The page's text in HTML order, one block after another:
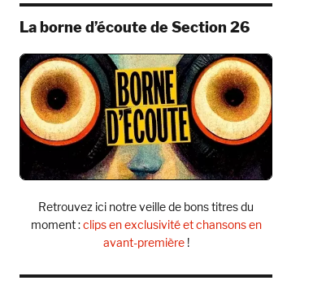
La borne d’écoute de Section 26
Retrouvez ici notre veille de bons titres du
moment :clips en exclusivité et chansons en
avant-première!